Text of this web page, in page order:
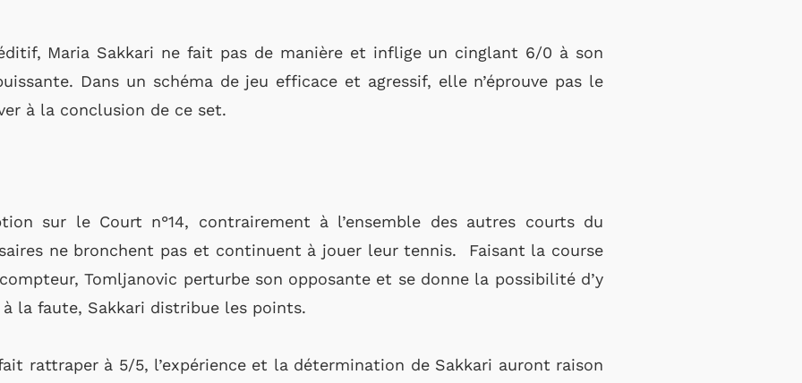
Maria Sakkari ne fait pas de manière et inflige un cinglant 6/0 à son
Dans un schéma de jeu efficace et agressif, elle n’éprouve pas le
à la conclusion de ce set.
sur le Court n°14, contrairement à l’ensemble des autres courts du
ne bronchent pas et continuent à jouer leur tennis. Faisant la course
Tomljanovic perturbe son opposante et se donne la possibilité d’y
la faute, Sakkari distribue les points.
rattraper à 5/5, l’expérience et la détermination de Sakkari auront raison